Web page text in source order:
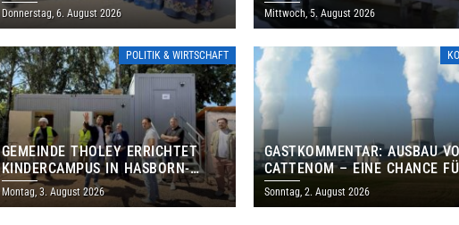
BRASILIANISCHES PROGRAMM IN
THOLEY
Donnerstag, 6. August 2026 Mittwoch, 5. August 2026
POLITIK & WIRTSCHAFT
GEMEINDE THOLEY ERRICHTET
KINDERCAMPUS IN HASBORN-
DAUTWEILER FÜR RUND 8,5 BIS 9
MILLIONEN EURO
Montag, 3. August 2026
GASTKOMMENTAR: AUSBAU
CATTENOM – EINE CHANCE
LOTHRINGEN UND DAS
Sonntag, 2. August 2026